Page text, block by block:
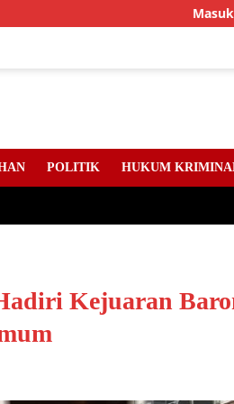
Masuki Usia
POLITIK HUKUM
Kejuaran